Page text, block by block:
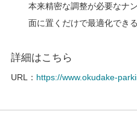
本来精密な調整が必要なナ
面に置くだけで最適化でき
詳細はこちら
URL： https://www.okudake-